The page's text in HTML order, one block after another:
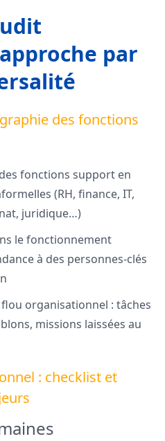
par
des fonctions
fonctions support en
(RH, finance, IT,
juridique…)
le fonctionnement
à des personnes-clés
organisationnel : tâches
missions laissées au
: checklist et